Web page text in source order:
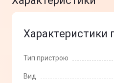
Характеристики
Тип пристрою
Вид